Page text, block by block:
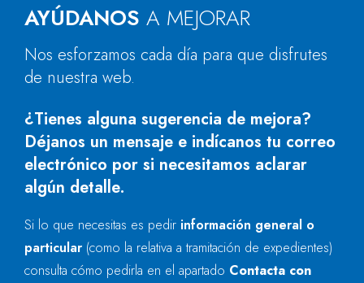
AYÚDANOS A MEJORAR
Nos esforzamos cada día para que disfrutes
de nuestra web.
¿Tienes alguna sugerencia de mejora?
Déjanos un mensaje e indícanos tu correo
electrónico por si necesitamos aclarar
algún detalle.
Si lo que necesitas es pedir información general o
particular (como la relativa a tramitación de expedientes)
consulta cómo pedirla en el apartado Contacta con